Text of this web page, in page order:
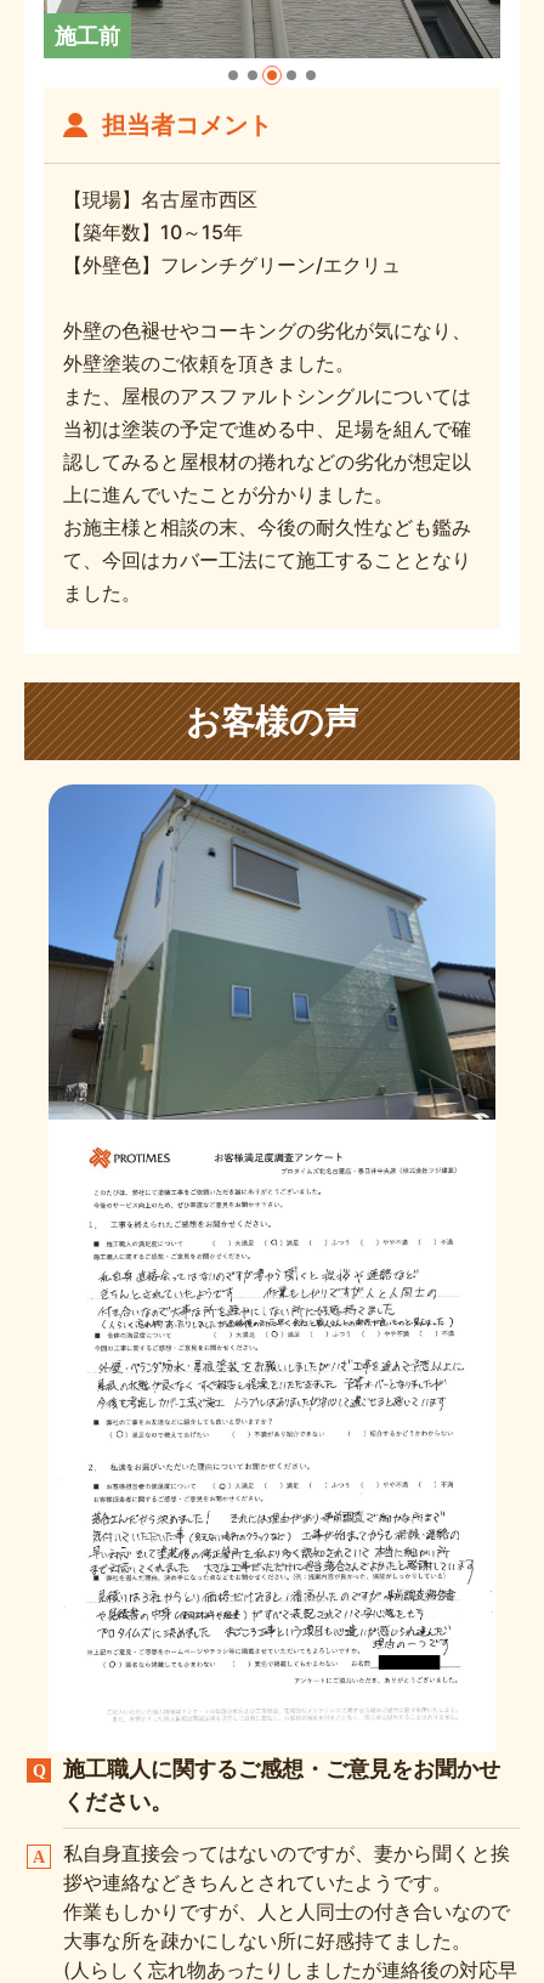
施工前
担当者コメント
【現場】名古屋市西区
【築年数】10～15年
【外壁色】フレンチグリーン/エクリュ
外壁の色褪せやコーキングの劣化が気になり、
外壁塗装のご依頼を頂きました。
また、屋根のアスファルトシングルについては
当初は塗装の予定で進める中、足場を組んで確
認してみると屋根材の捲れなどの劣化が想定以
上に進んでいたことが分かりました。
お施主様と相談の末、今後の耐久性なども鑑み
て、今回はカバー工法にて施工することとなり
ました。
お客様の声
施工職人に関するご感想・ご意見をお聞かせ
ください。
私自身直接会ってはないのですが、妻から聞くと挨
拶や連絡などきちんとされていたようです。
作業もしかりですが、人と人同士の付き合いなので
大事な所を疎かにしない所に好感持てました。
(人らしく忘れ物あったりしましたが連絡後の対応早